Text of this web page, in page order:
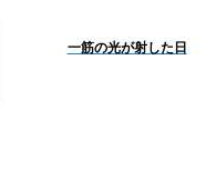
一筋の光が射した日